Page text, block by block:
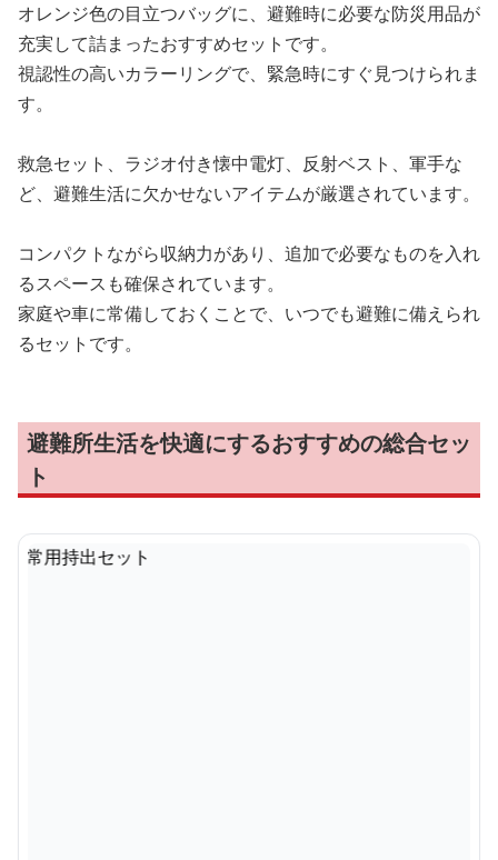
オレンジ色の目立つバッグに、避難時に必要な防災用品が
充実して詰まったおすすめセットです。
視認性の高いカラーリングで、緊急時にすぐ見つけられま
す。
救急セット、ラジオ付き懐中電灯、反射ベスト、軍手な
ど、避難生活に欠かせないアイテムが厳選されています。
コンパクトながら収納力があり、追加で必要なものを入れ
るスペースも確保されています。
家庭や車に常備しておくことで、いつでも避難に備えられ
るセットです。
避難所生活を快適にするおすすめの総合セッ
ト